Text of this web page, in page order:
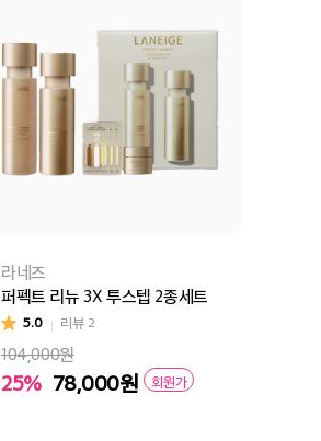
라네즈
퍼펙트 리뉴 3X 투스텝 2종세트
5.0 리뷰 2
104,000원
25% 78,000원 회원가